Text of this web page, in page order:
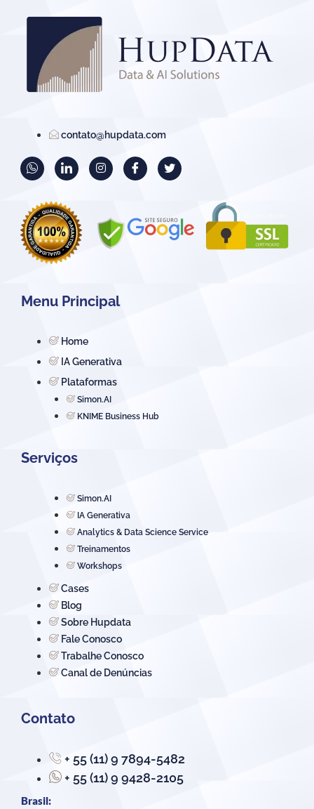
contato@hupdata.com
Menu Principal
Home
IA Generativa
Plataformas
Simon.AI
KNIME Business Hub
Serviços
Simon.AI
IA Generativa
Analytics & Data Science Service
Treinamentos
Workshops
Cases
Blog
Sobre Hupdata
Fale Conosco
Trabalhe Conosco
Canal de Denúncias
Contato
+ 55 (11) 9 7894-5482
+ 55 (11) 9 9428-2105
Brasil: